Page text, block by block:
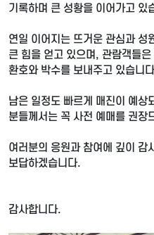
기록하며 큰 성황을 이어가고 있
연일 이어지는 뜨거운 관심과 성
큰 힘을 얻고 있으며, 관람객들
환호와 박수를 보내주고 있습니
남은 일정도 빠르게 매진이 예상
분들께서는 꼭 사전 예매를 권장
여러분의 응원과 참여에 깊이 감
보답하겠습니다.
감사합니다.